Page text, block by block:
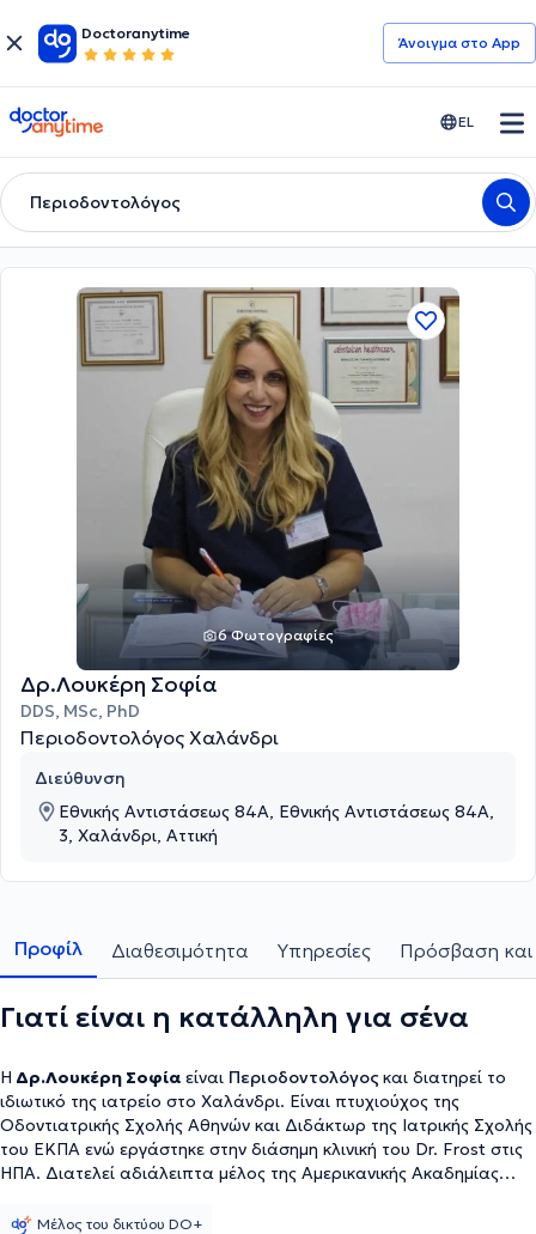
Doctoranytime
Άνοιγμα στο App
doctoranytime EL
Περιοδοντολόγος
6 Φωτογραφίες
Δρ.Λουκέρη Σοφία
DDS, MSc, PhD
Περιοδοντολόγος Χαλάνδρι
Διεύθυνση
Εθνικής Αντιστάσεως 84Α, Εθνικής Αντιστάσεως 84Α,
3, Χαλάνδρι, Αττική
Προφίλ Διαθεσιμότητα Υπηρεσίες Πρόσβαση και
Γιατί είναι η κατάλληλη για σένα
Η Δρ.Λουκέρη Σοφία είναι Περιοδοντολόγοςκαι διατηρεί το
ιδιωτικό της ιατρείο στο Χαλάνδρι. Είναι πτυχιούχος της
Οδοντιατρικής Σχολής Αθηνών και Διδάκτωρ της Ιατρικής Σχολής
του ΕΚΠΑ ενώ εργάστηκε στην διάσημη κλινική του Dr. Frost στις
ΗΠΑ. Διατελεί αδιάλειπτα μέλος της Αμερικανικής Ακαδημίας
χρόνια, ενώ αξίζει να σημειωθεί ότι με πρωτοβουλία της το 2020
Μέλος του δικτύου DO+